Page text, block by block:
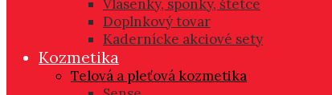
Vlásenky, sponky, štetce
Doplnkový tovar
Kadernícke akciové sety
Kozmetika
Telová a pleťová kozmetika